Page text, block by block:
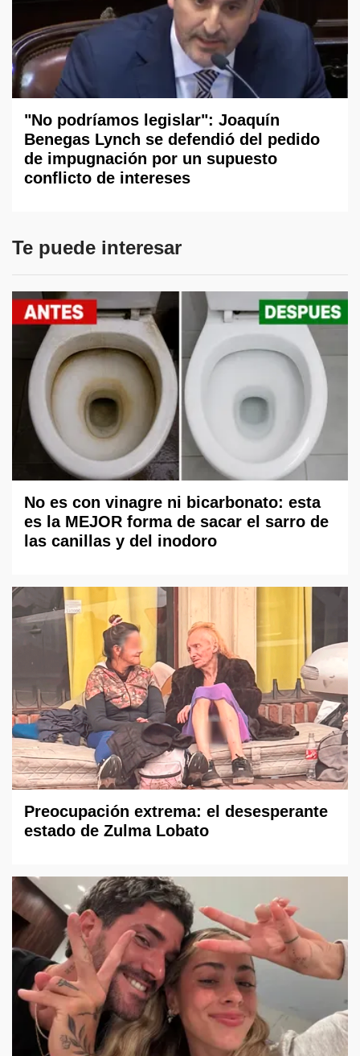
"No podríamos legislar": Joaquín
Benegas Lynch se defendió del pedido
de impugnación por un supuesto
conflicto de intereses
Te puede interesar
No es con vinagre ni bicarbonato: esta
es la MEJOR forma de sacar el sarro de
las canillas y del inodoro
Preocupación extrema: el desesperante
estado de Zulma Lobato